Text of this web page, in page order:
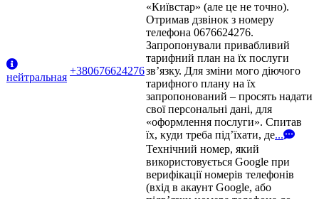
нейтральная
+380676624276
«Київстар» (але це не точно).
Отримав дзвінок з номеру
телефона 0676624276.
Запропонували привабливий
тарифний план на їх послуги
зв’язку. Для зміни мого діючого
тарифного плану на їх
запропонований – просять надати
свої персональні дані, для
«оформлення послуги». Спитав
їх, куди треба під’їхати, де...
Технічний номер, який
використовується Google при
верифікації номерів телефонів
(вхід в акаунт Google, або